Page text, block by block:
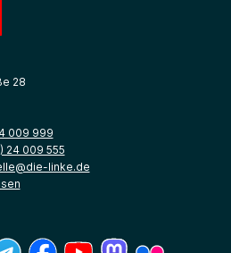
28
009 999
24 009 555
linke.de
Fenster)
ein neues Fenster)
öffnet ein neues Fenster)
(Link öffnet ein neues Fenster)
(Link öffnet ein neues Fenster)
(Link öffnet ein neues
(Link öffnet ein